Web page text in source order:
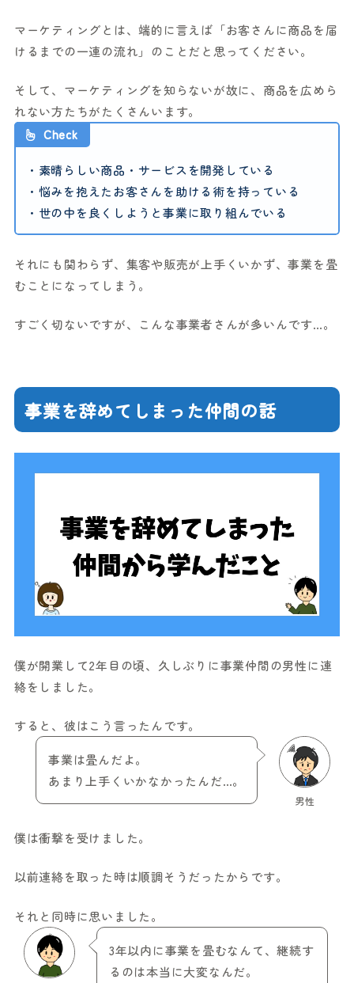
マーケティングとは、端的に言えば「お客さんに商品を届
けるまでの一連の流れ」のことだと思ってください。
そして、マーケティングを知らないが故に、商品を広めら
れない方たちがたくさんいます。
Check
・素晴らしい商品・サービスを開発している
・悩みを抱えたお客さんを助ける術を持っている
・世の中を良くしようと事業に取り組んでいる
それにも関わらず、集客や販売が上手くいかず、事業を畳
むことになってしまう。
すごく切ないですが、こんな事業者さんが多いんです…。
事業を辞めてしまった仲間の話
僕が開業して2年目の頃、久しぶりに事業仲間の男性に連
絡をしました。
すると、彼はこう言ったんです。
男性
事業は畳んだよ。
あまり上手くいかなかったんだ…。
僕は衝撃を受けました。
以前連絡を取った時は順調そうだったからです。
それと同時に思いました。
3年以内に事業を畳むなんて、継続す
るのは本当に大変なんだ。